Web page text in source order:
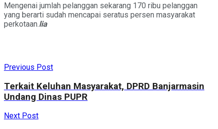
Mengenai jumlah pelanggan sekarang 170 ribu pelanggan
yang berarti sudah mencapai seratus persen masyarakat
perkotaan.lia
Previous Post
Terkait Keluhan Masyarakat, DPRD Banjarmasin
Undang Dinas PUPR
Next Post